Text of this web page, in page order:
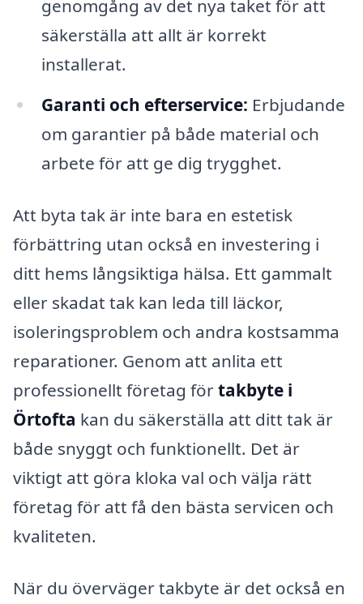
genomgång av det nya taket för att
säkerställa att allt är korrekt
installerat.
Garanti och efterservice: Erbjudande
om garantier på både material och
arbete för att ge dig trygghet.
Att byta tak är inte bara en estetisk
förbättring utan också en investering i
ditt hems långsiktiga hälsa. Ett gammalt
eller skadat tak kan leda till läckor,
isoleringsproblem och andra kostsamma
reparationer. Genom att anlita ett
professionellt företag förtakbyte i
Örtofta kan du säkerställa att ditt tak är
både snyggt och funktionellt. Det är
viktigt att göra kloka val och välja rätt
företag för att få den bästa servicen och
kvaliteten.
När du överväger takbyte är det också en